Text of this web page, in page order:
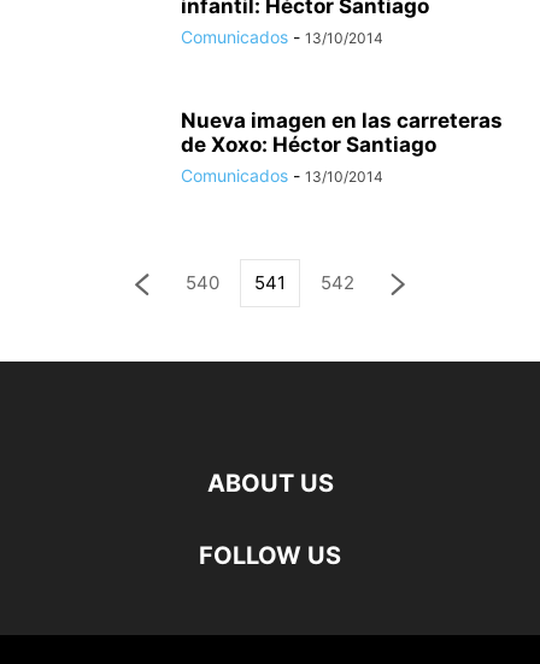
infantil: Héctor Santiago
Comunicados - 13/10/2014
Nueva imagen en las carreteras
de Xoxo: Héctor Santiago
Comunicados - 13/10/2014
540 541 542
ABOUT US
FOLLOW US